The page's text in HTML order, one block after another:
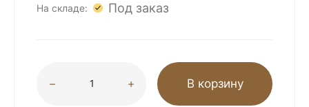
На складе: Под заказ
В корзину